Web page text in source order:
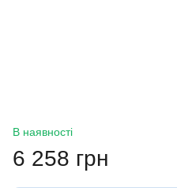
В наявності
6 258 грн